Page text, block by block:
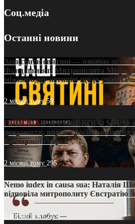
Соц.медіа
Останні новини
Захистити святині — означає
Фонд пам’яті Митрополита
міжнародну петицію щодо участі
2 місяці тому59
ПРИСМАК «РУССЬКОГО МІРА» в
документи, вирок і російський слід
Бучацькій єпархії
2 місяці тому 295
Nemo iudex in causa sua: Наталія
відповіла митрополиту Євстратію
3 місяці тому213